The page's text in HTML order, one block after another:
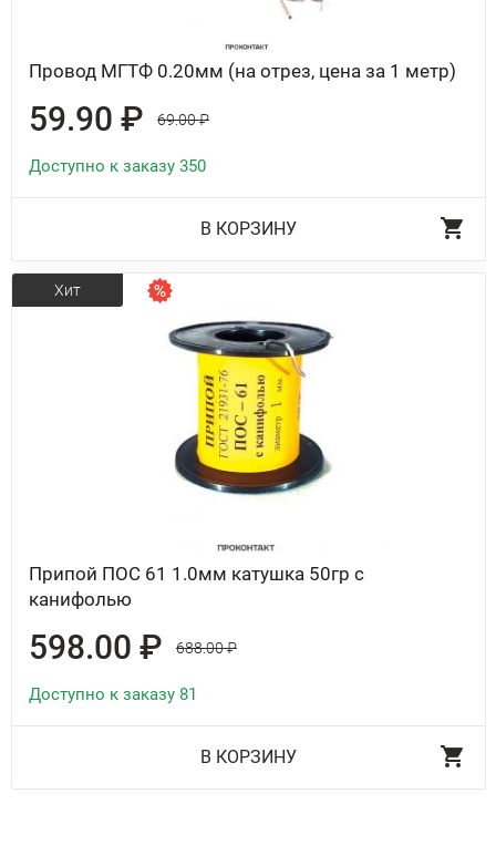
Провод МГТФ 0.20мм (на отрез, цена за 1 метр)
59.90 ₽ 69.00 ₽
Доступно к заказу 350
В КОРЗИНУ
Припой ПОС 61 1.0мм катушка 50гр с
канифолью
598.00 ₽ 688.00 ₽
Хит
Доступно к заказу 81
В КОРЗИНУ